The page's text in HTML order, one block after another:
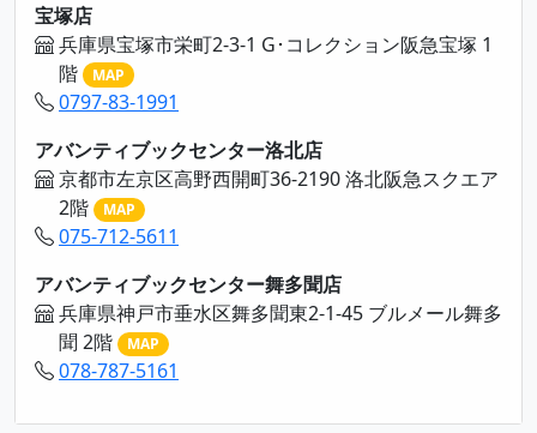
宝塚店
兵庫県宝塚市栄町2-3-1 G･コレクション阪急宝塚 1
階
MAP
0797-83-1991
アバンティブックセンター洛北店
京都市左京区高野西開町36-2190 洛北阪急スクエア
2階
MAP
075-712-5611
アバンティブックセンター舞多聞店
兵庫県神戸市垂水区舞多聞東2-1-45 ブルメール舞多
聞 2階
MAP
078-787-5161